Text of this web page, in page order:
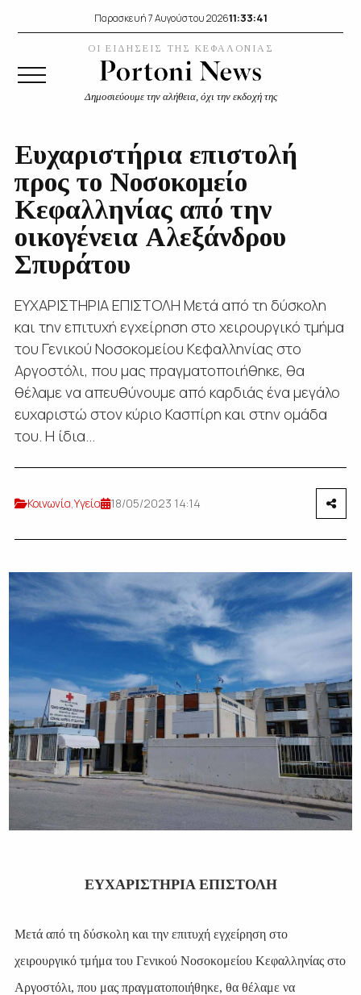
Παρασκευή 7 Αυγούστου 202611:33:41
ΟΙ ΕΙΔΗΣΕΙΣ ΤΗΣ ΚΕΦΑΛΟΝΙΑΣ
Δημοσιεύουμε την αλήθεια, όχι την εκδοχή της
Ευχαριστήρια επιστολή
προς το Νοσοκομείο
Κεφαλληνίας από την
οικογένεια Αλεξάνδρου
Σπυράτου
ΕΥΧΑΡΙΣΤΗΡΙΑ ΕΠΙΣΤΟΛΗ Μετά από τη δύσκολη
και την επιτυχή εγχείρηση στο χειρουργικό τμήμα
του Γενικού Νοσοκομείου Κεφαλληνίας στο
Αργοστόλι, που μας πραγματοποιήθηκε, θα
θέλαμε να απευθύνουμε από καρδιάς ένα μεγάλο
ευχαριστώ στον κύριο Κασπίρη και στην ομάδα
του. Η ίδια...
Κοινωνία,Υγεία 18/05/2023 14:14
ΕΥΧΑΡΙΣΤΗΡΙΑ ΕΠΙΣΤΟΛΗ
Μετά από τη δύσκολη και την επιτυχή εγχείρηση στο
χειρουργικό τμήμα του Γενικού Νοσοκομείου Κεφαλληνίας στο
Αργοστόλι, που μας πραγματοποιήθηκε, θα θέλαμε να